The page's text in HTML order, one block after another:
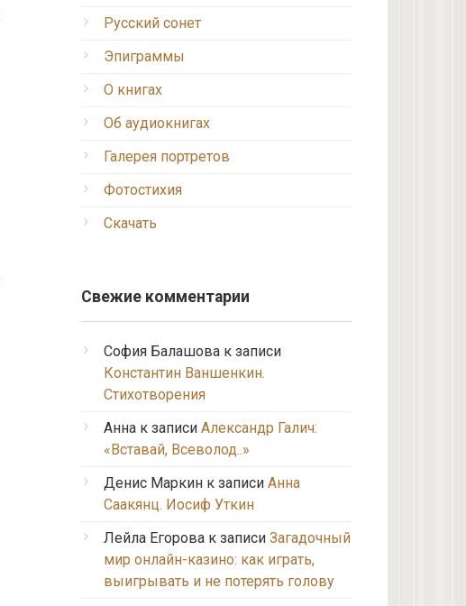
Русский сонет
Эпиграммы
О книгах
Об аудиокнигах
Галерея портретов
Фотостихия
Скачать
Свежие комментарии
София Балашова к записи
Константин Ваншенкин.
Стихотворения
Анна к записи Александр Галич:
«Вставай, Всеволод..»
Денис Маркин к записи Анна
Саакянц. Иосиф Уткин
Лейла Егорова к записи Загадочный
мир онлайн-казино: как играть,
выигрывать и не потерять голову